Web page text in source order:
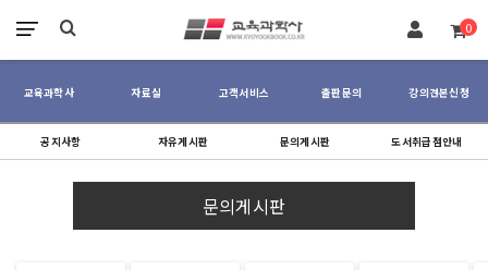
0
교육과학사 자료실 고객서비스 출판문의 강의견본신청
공지사항 자유게시판 문의게시판 도서취급점안내
문의게시판